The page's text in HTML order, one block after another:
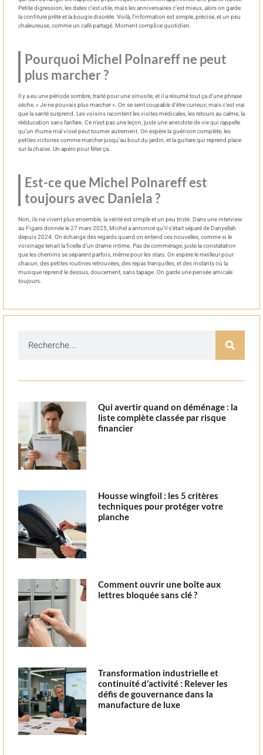
Petite digression, les dates c’est utile, mais les anniversaires c’est mieux, alors on garde
la confiture prête et la bougie discrète. Voilà, l’information est simple, précise, et un peu
chaleureuse, comme un café partagé. Moment complice quotidien.
Pourquoi Michel Polnareff ne peut
plus marcher ?
Il y a eu une période sombre, traité pour une sinusite, et il a résumé tout ça d’une phrase
sèche, « Je ne pouvais plus marcher ». On se sent coupable d’être curieux, mais c’est vrai
que la santé surprend. Les voisins racontent les visites médicales, les retours au calme, la
rééducation sans fanfare. Ce n’est pas une leçon, juste une anecdote de vie qui rappelle
qu’un rhume mal vissé peut tourner autrement. On espère la guérison complète, les
petites victoires comme marcher jusqu’au bout du jardin, et la guitare qui reprend place
sur la chaise. Un apéro pour fêter ça.
Est-ce que Michel Polnareff est
toujours avec Daniela ?
Non, ils ne vivent plus ensemble, la vérité est simple et un peu triste. Dans une interview
au Figaro donnée le 27 mars 2025, Michel a annoncé qu’il s’était séparé de Danyellah
depuis 2024. On échange des regards quand on entend ces nouvelles, comme si le
voisinage tenait la ficelle d’un drame intime. Pas de commérage, juste la constatation
que les chemins se séparent parfois, même pour les stars. On espère le meilleur pour
chacun, des petites routines retrouvées, des repas tranquilles, et des instants où la
musique reprend le dessus, doucement, sans tapage. On garde une pensée amicale
toujours.
Qui avertir quand on déménage : la
liste complète classée par risque
financier
Housse wingfoil : les 5 critères
techniques pour protéger votre
planche
Comment ouvrir une boîte aux
lettres bloquée sans clé ?
Transformation industrielle et
continuité d’activité : Relever les
défis de gouvernance dans la
manufacture de luxe